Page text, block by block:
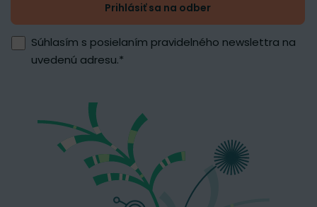
Prihlásiť sa na odber
Súhlasím s posielaním pravidelného newslettra na
uvedenú adresu.*